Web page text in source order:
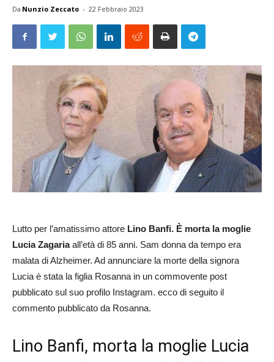
Da Nunzio Zeccato - 22 Febbraio 2023
Lutto per l’amatissimo attore Lino Banfi. È morta la moglie
Lucia Zagariaall’età di 85 anni. Sam donna da tempo era
malata di Alzheimer. Ad annunciare la morte della signora
Lucia è stata la figlia Rosanna in un commovente post
pubblicato sul suo profilo Instagram. ecco di seguito il
commento pubblicato da Rosanna.
Lino Banfi, morta la moglie Lucia